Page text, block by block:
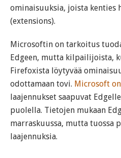
ominaisuuksia, joista kenties
(extensions).
Microsoftin on tarkoitus
Edgeen, mutta kilpailijoista,
Firefoxista löytyvää
odottamaan tovi. Microsoft
laajennukset saapuvat
puolella. Tietojen mukaan
marraskuussa, mutta tuossa
laajennuksia.